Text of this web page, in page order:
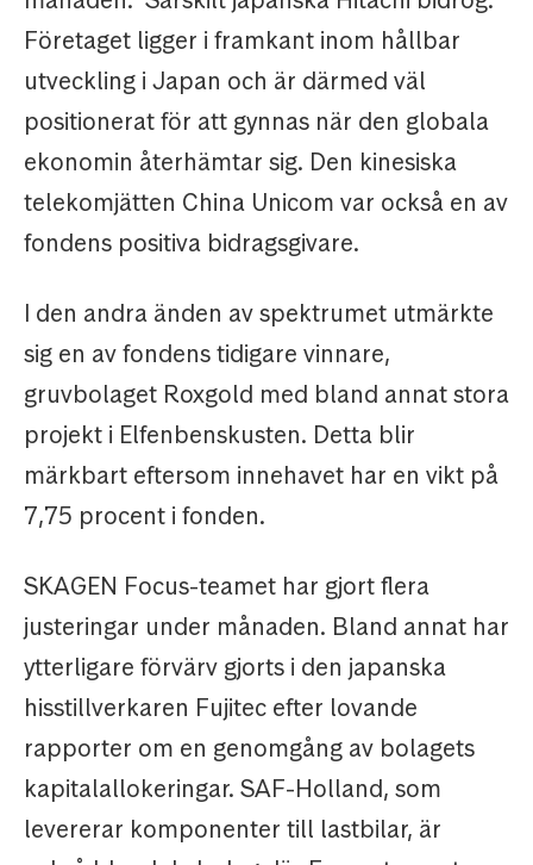
Företaget ligger i framkant inom hållbar
utveckling i Japan och är därmed väl
positionerat för att gynnas när den globala
ekonomin återhämtar sig. Den kinesiska
telekomjätten China Unicom var också en av
fondens positiva bidragsgivare.
I den andra änden av spektrumet utmärkte
sig en av fondens tidigare vinnare,
gruvbolaget Roxgold med bland annat stora
projekt i Elfenbenskusten. Detta blir
märkbart eftersom innehavet har en vikt på
7,75 procent i fonden.
SKAGEN Focus-teamet har gjort flera
justeringar under månaden. Bland annat har
ytterligare förvärv gjorts i den japanska
hisstillverkaren Fujitec efter lovande
rapporter om en genomgång av bolagets
kapitalallokeringar. SAF-Holland, som
levererar komponenter till lastbilar, är